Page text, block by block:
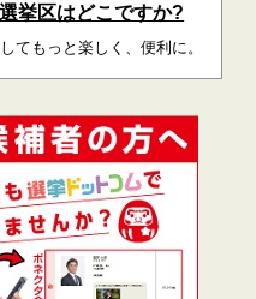
挙区はどこですか?
てもっと楽しく、便利に。